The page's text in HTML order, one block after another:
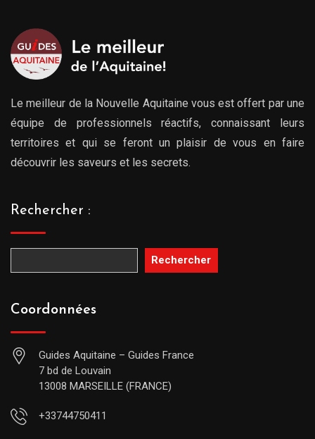
Le meilleur de la Nouvelle Aquitaine vous est offert par une
équipe de professionnels réactifs, connaissant leurs
territoires et qui se feront un plaisir de vous en faire
découvrir les saveurs et les secrets.
Rechercher :
Rechercher
Coordonnées
Guides Aquitaine – Guides France
7 bd de Louvain
13008 MARSEILLE (FRANCE)
+33744750411